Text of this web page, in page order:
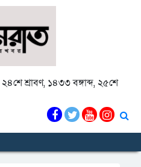
২৪শে শ্রাবণ, ১৪৩৩ বঙ্গাব্দ, ২৫শে